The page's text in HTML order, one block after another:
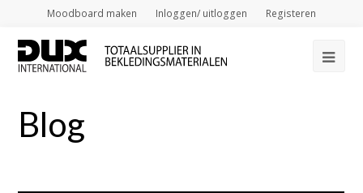
Moodboard maken Inloggen/ uitloggen Registeren
Blog